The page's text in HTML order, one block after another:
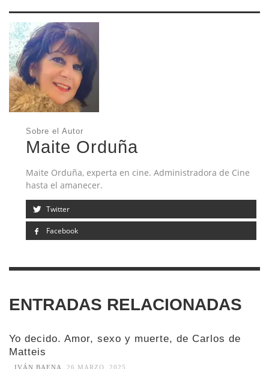
Sobre el Autor
Maite Orduña
Maite Orduña, experta en cine. Administradora de Cine
hasta el amanecer.
Twitter
Facebook
ENTRADAS RELACIONADAS
Yo decido. Amor, sexo y muerte, de Carlos de
Matteis
IVÁN BAENA 26 MARZO, 2025